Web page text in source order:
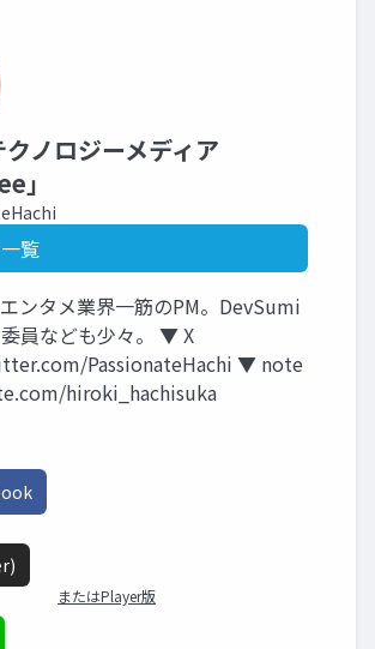
ノロジーメディア
」
覧
ンタメ業界一筋のPM。DevSumi
員なども少々。 ▼ X
PassionateHachi ▼ note
hiroki_hachisuka
またはPlayer版